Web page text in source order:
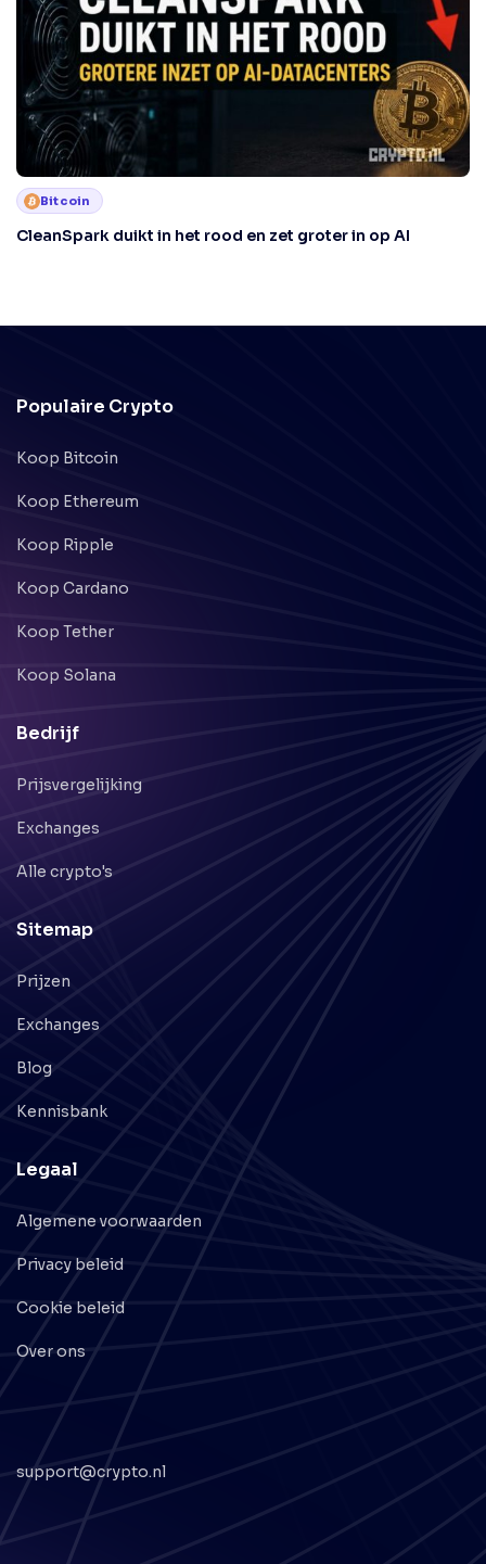
Bitcoin
CleanSpark duikt in het rood en zet groter in op AI
support@crypto.nl
Populaire Crypto
Koop Bitcoin
Koop Ethereum
Koop Ripple
Koop Cardano
Koop Tether
Koop Solana
Bedrijf
Prijsvergelijking
Exchanges
Alle crypto's
Sitemap
Prijzen
Exchanges
Blog
Kennisbank
Legaal
Algemene voorwaarden
Privacy beleid
Cookie beleid
Over ons